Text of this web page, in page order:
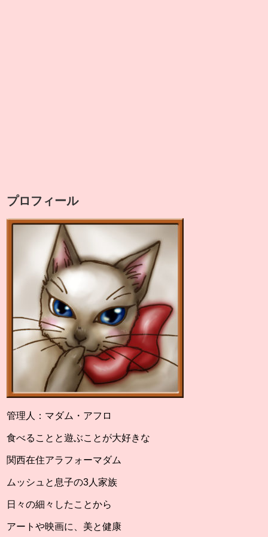
プロフィール
管理人：マダム・アフロ
食べることと遊ぶことが大好きな
関西在住アラフォーマダム
ムッシュと息子の3人家族
日々の細々したことから
アートや映画に、美と健康